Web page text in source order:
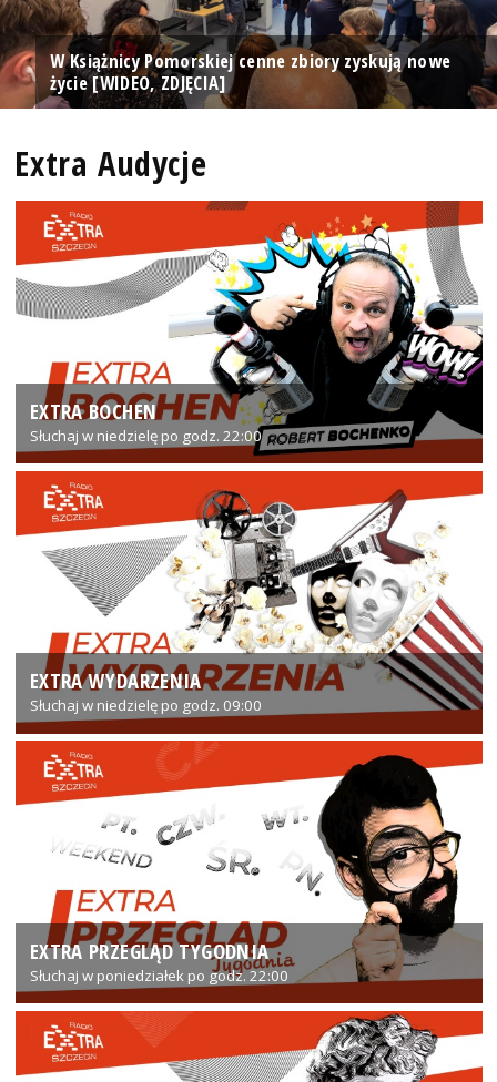
W Książnicy Pomorskiej cenne zbiory zyskują nowe
życie [WIDEO, ZDJĘCIA]
Extra Audycje
EXTRA BOCHEN
Słuchaj w niedzielę po godz. 22:00
EXTRA WYDARZENIA
Słuchaj w niedzielę po godz. 09:00
EXTRA PRZEGLĄD TYGODNIA
Słuchaj w poniedziałek po godz. 22:00